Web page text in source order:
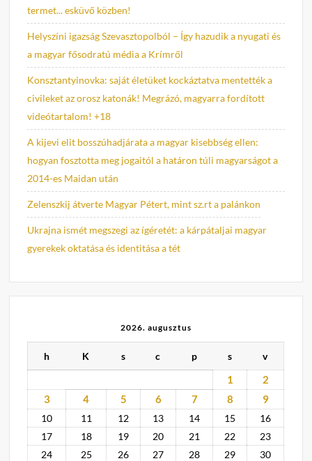
termet... esküvő közben!
Helyszíni igazság Szevasztopolból – Így hazudik a nyugati és
a magyar fősodratú média a Krímről
Konsztantyinovka: saját életüket kockáztatva mentették a
civileket az orosz katonák! Megrázó, magyarra fordított
videótartalom! +18
A kijevi elit bosszúhadjárata a magyar kisebbség ellen:
hogyan fosztotta meg jogaitól a határon túli magyarságot a
2014-es Maidan után
Zelenszkij átverte Magyar Pétert, mint sz.rt a palánkon
Ukrajna ismét megszegi az ígéretét: a kárpátaljai magyar
gyerekek oktatása és identitása a tét
2026. augusztus
h K s c p s v
1
2
3
4 5 6 7 8 9
10 11 12 13 14 15
16
17
18 19 20 21 22
23
24
25 26 27 28 29
30